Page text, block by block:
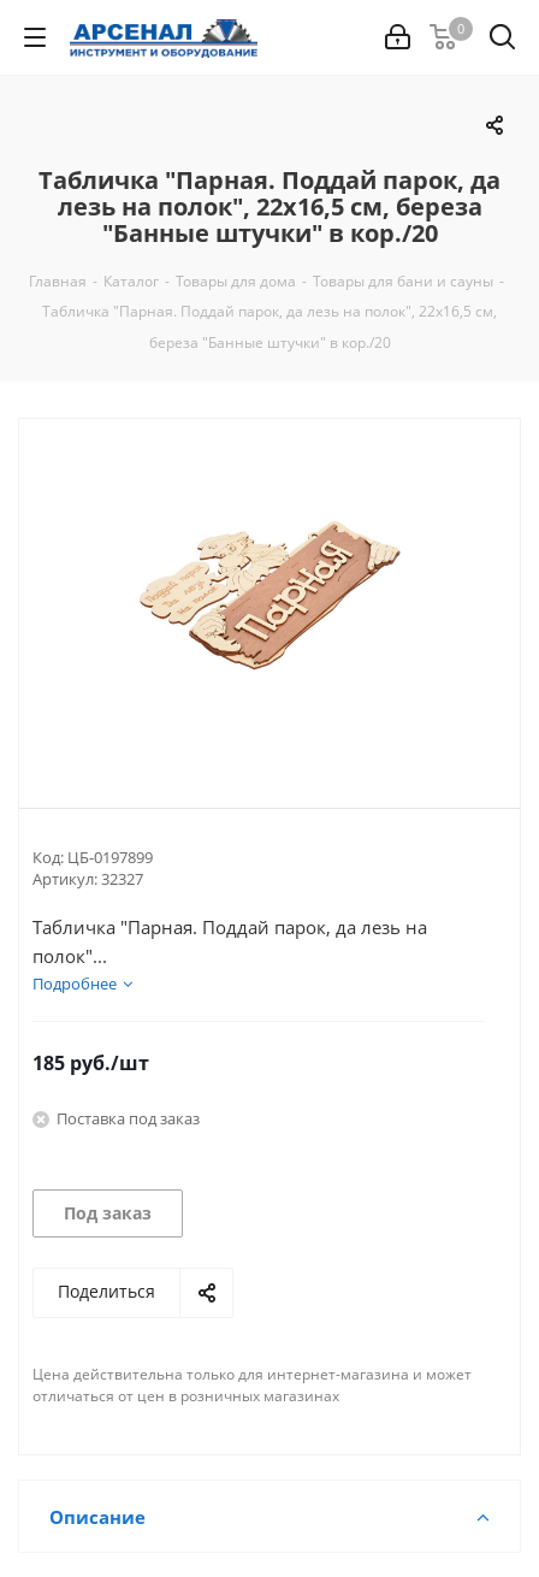
0
Табличка "Парная. Поддай парок, да
лезь на полок", 22х16,5 см, береза
"Банные штучки" в кор./20
Главная - Каталог - Товары для дома - Товары для бани и сауны -
Табличка "Парная. Поддай парок, да лезь на полок", 22х16,5 см,
береза "Банные штучки" в кор./20
Код: ЦБ-0197899
Артикул:32327
Табличка "Парная. Поддай парок, да лезь на
полок"...
Подробнее
185 руб./шт
Поставка под заказ
Под заказ
Поделиться
Цена действительна только для интернет-магазина и может
отличаться от цен в розничных магазинах
Описание